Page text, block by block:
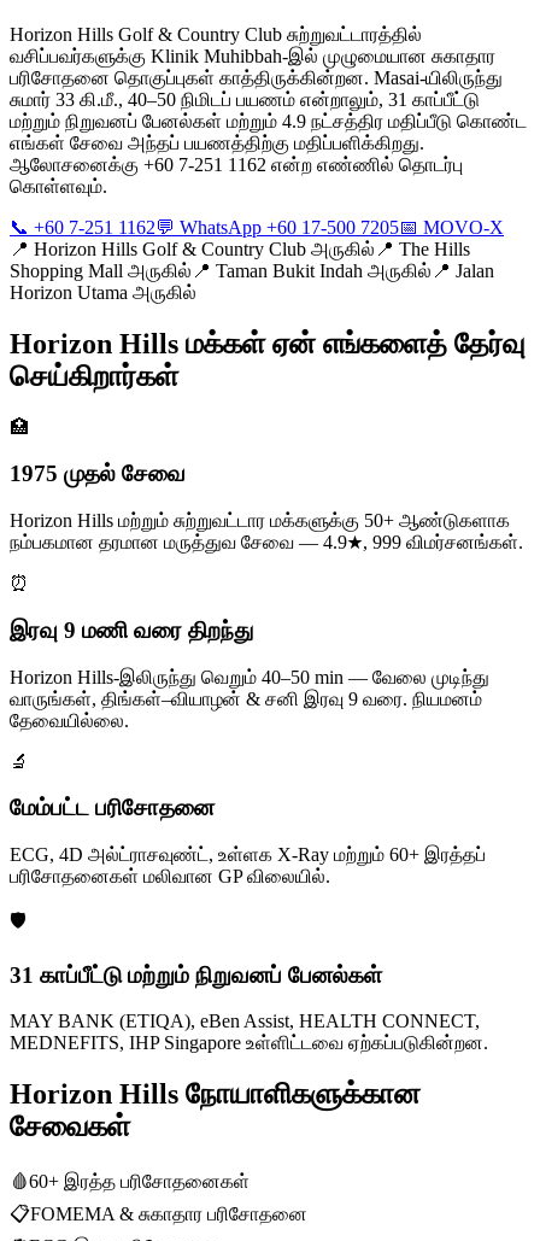
Horizon Hills Golf & Country Club சுற்றுவட்டாரத்தில்
வசிப்பவர்களுக்கு Klinik Muhibbah-இல் முழுமையான சுகாதார
பரிசோதனை தொகுப்புகள் காத்திருக்கின்றன. Masai-யிலிருந்து
சுமார் 33 கி.மீ., 40–50 நிமிடப் பயணம் என்றாலும், 31 காப்பீட்டு
மற்றும் நிறுவனப் பேனல்கள் மற்றும் 4.9 நட்சத்திர மதிப்பீடு கொண்ட
எங்கள் சேவை அந்தப் பயணத்திற்கு மதிப்பளிக்கிறது.
ஆலோசனைக்கு +60 7-251 1162 என்ற எண்ணில் தொடர்பு
கொள்ளவும்.
📞 +60 7-251 1162💬 WhatsApp +60 17-500 7205📅 MOVO-X
📍 Horizon Hills Golf & Country Club அருகில் 📍 The Hills
Shopping Mall அருகில் 📍 Taman Bukit Indah அருகில் 📍 Jalan
Horizon Utama அருகில்
Horizon Hills மக்கள் ஏன் எங்களைத் தேர்வு
செய்கிறார்கள்
🏥
1975 முதல் சேவை
Horizon Hills மற்றும் சுற்றுவட்டார மக்களுக்கு 50+ ஆண்டுகளாக
நம்பகமான தரமான மருத்துவ சேவை — 4.9★, 999 விமர்சனங்கள்.
⏰
இரவு 9 மணி வரை திறந்து
Horizon Hills-இலிருந்து வெறும் 40–50 min — வேலை முடிந்து
வாருங்கள், திங்கள்–வியாழன் & சனி இரவு 9 வரை. நியமனம்
தேவையில்லை.
🔬
மேம்பட்ட பரிசோதனை
ECG, 4D அல்ட்ராசவுண்ட், உள்ளக X-Ray மற்றும் 60+ இரத்தப்
பரிசோதனைகள் மலிவான GP விலையில்.
🛡️
31 காப்பீட்டு மற்றும் நிறுவனப் பேனல்கள்
MAY BANK (ETIQA), eBen Assist, HEALTH CONNECT,
MEDNEFITS, IHP Singapore உள்ளிட்டவை ஏற்கப்படுகின்றன.
Horizon Hills நோயாளிகளுக்கான
சேவைகள்
🩸60+ இரத்த பரிசோதனைகள்
📋FOMEMA & சுகாதார பரிசோதனை